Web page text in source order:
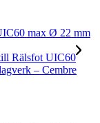
max Ø 22 mm
– Cembre